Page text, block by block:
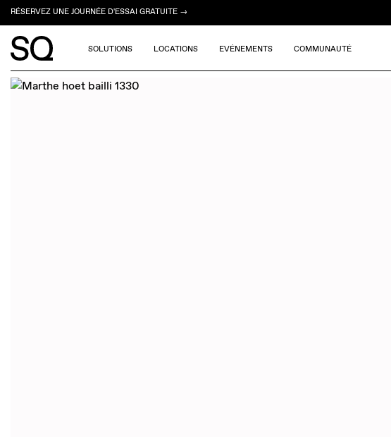
RÉSERVEZ UNE JOURNÉE D'ESSAI GRATUITE →
SOLUTIONS LOCATIONS EVÉNEMENTS COMMUNAUTÉ